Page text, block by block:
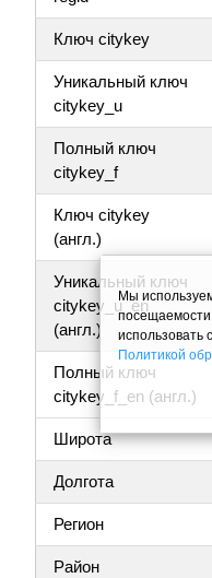
Ключ citykey
Уникальный ключ
citykey_u
Полный ключ
citykey_f
Ключ citykey
(англ.)
Уникальный ключ
citykey_u_en
(англ.)
Полный ключ
citykey_f_en (англ.)
Широта
Долгота
Регион
Район
Мы
использовать
Политикой